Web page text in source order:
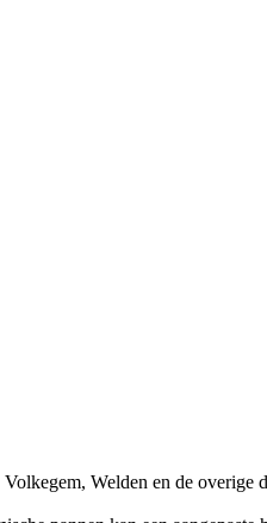
Welden en de overige